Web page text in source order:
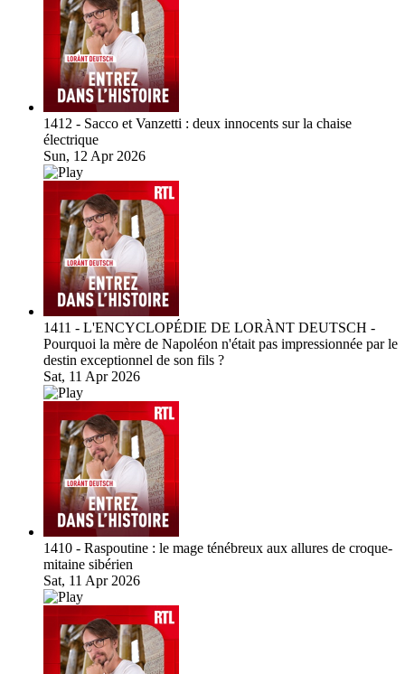
1412 - Sacco et Vanzetti : deux innocents sur la chaise
électrique
Sun, 12 Apr 2026
1411 - L'ENCYCLOPÉDIE DE LORÀNT DEUTSCH -
Pourquoi la mère de Napoléon n'était pas impressionnée par le
destin exceptionnel de son fils ?
Sat, 11 Apr 2026
1410 - Raspoutine : le mage ténébreux aux allures de croque-
mitaine sibérien
Sat, 11 Apr 2026